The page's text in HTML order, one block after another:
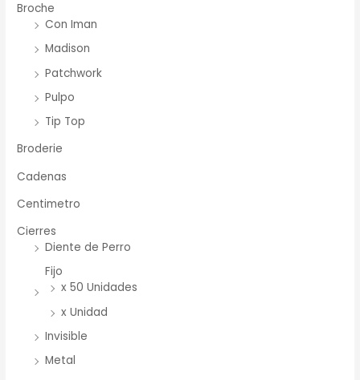
Broche
Con Iman
Madison
Patchwork
Pulpo
Tip Top
Broderie
Cadenas
Centimetro
Cierres
Diente de Perro
Fijo
x 50 Unidades
x Unidad
Invisible
Metal